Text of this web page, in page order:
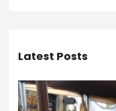
Latest Posts